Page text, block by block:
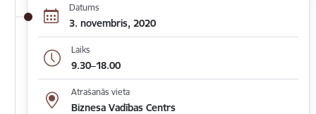
Datums
3. novembris, 2020
Laiks
9.30–18.00
Atrašanās vieta
Biznesa Vadības Centrs